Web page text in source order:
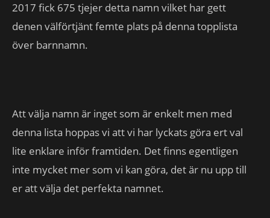
2017 fick 675 tjejer detta namn vilket har gett
denen välförtjänt femte plats på denna topplista
över barnnamn.
Att välja namn är inget som är enkelt men med
denna lista hoppas vi att vi har lyckats göra ert val
lite enklare inför framtiden. Det finns egentligen
inte mycket mer som vi kan göra, det är nu upp till
er att välja det perfekta namnet.